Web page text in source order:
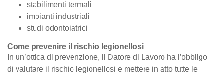
stabilimenti termali
impianti industriali
studi odontoiatrici
Come prevenire il rischio legionellosi
In un’ottica di prevenzione, il Datore di Lavoro ha l’obbligo
di valutare il rischio legionellosi e mettere in atto tutte le